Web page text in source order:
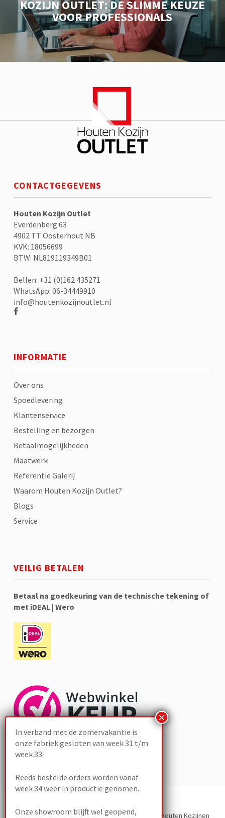
KOZIJN OUTLET: DE SLIMME KEUZE
VOOR PROFESSIONALS
CONTACTGEGEVENS
Houten Kozijn Outlet
Everdenberg 63
4902 TT Oosterhout NB
KVK: 18056699
BTW: NL819119349B01
Bellen: +31 (0)162 435271
WhatsApp: 06-34449910
info@houtenkozijnoutlet.nl
INFORMATIE
Over ons
Spoedlevering
Klantenservice
Bestelling en bezorgen
Betaalmogelijkheden
Maatwerk
Referentie Galerij
Waarom Houten Kozijn Outlet?
Blogs
Service
VEILIG BETALEN
Betaal na goedkeuring van de technische tekening of
met iDEAL | Wero
Development door The Sequel– Copyright 2023 Houten Kozijnen
In verband met de zomervakantie is
onze fabriek gesloten van week 31 t/m
week 33.
Reeds bestelde orders worden vanaf
week 34 weer in productie genomen.
Onze showroom blijft wel geopend,